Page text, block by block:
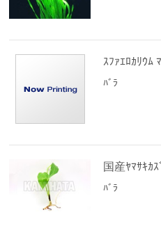
ｽﾌｧｴﾛｶﾘｳﾑ
ﾊﾞﾗ
国産ﾔﾏｻｷｶｽ
ﾊﾞﾗ